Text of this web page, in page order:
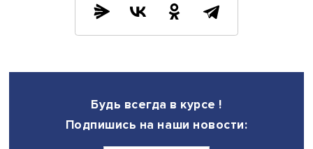
При плохом самочувствии необходимо избегать
окружающими, даже если у вас отрицательный
теста на COVID-19; если заболели — оставайтесь дома;
следуйте его рекомендациям. Лечиться и принимать
проветривать помещения и мыть руки с мылом — это
важным элементом профилактики коронавирусной
И конечно, в местах массового скопления людей